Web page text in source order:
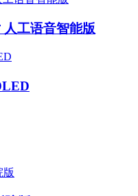
工语音智能版